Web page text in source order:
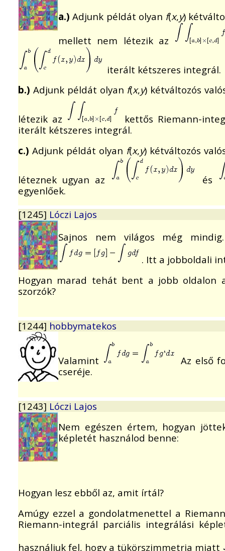
a.) Adjunk példát olyan f(x,y)
mellett nem létezik az
iterált kétszeres integrál.
b.) Adjunk példát olyan f(x,y) kétváltozós
létezik az
kettős Riemann-
iterált kétszeres integrál.
c.) Adjunk példát olyan f(x,y) kétváltozós
léteznek ugyan az
és
egyenlőek.
[1245] Lóczi Lajos
Sajnos nem világos még
. Itt a jobboldali
Hogyan marad tehát bent a jobb
szorzók?
[1244] hobbymatekos
Valamint
Az első
cseréje.
[1243] Lóczi Lajos
Nem egészen értem, hogyan
képletét használod benne:
Hogyan lesz ebből az, amit írtál?
Amúgy ezzel a gondolatmenettel a
Riemann-integrál parciális integrálási
használjuk fel, hogy a tükörszimmetria miatt